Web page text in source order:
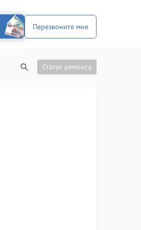
Перезвоните мне
Статус ремонта